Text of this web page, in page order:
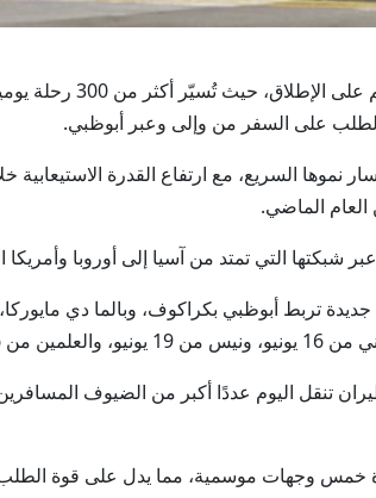
أبوظبي في 15 يونيو /وام/
على السفر من وإلى وعبر أبوظبي.
11 و14 يونيو 2026، بنجاح أربع رحلات جديدة تربط أبوظبي
للطيران تنقل اليوم عددًا أكبر من الضيوف
خمس وجهات موسمية، مما يدل على قوة